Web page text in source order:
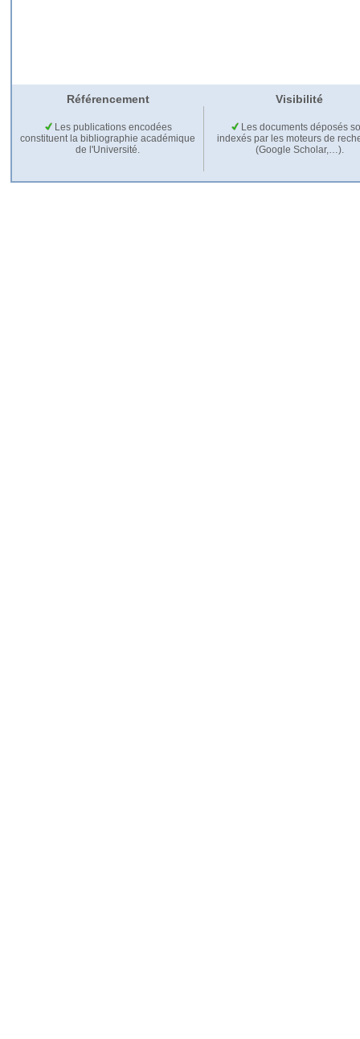
Référencement Visibilité
Les publications encodées
constituent la bibliographie académique
de l'Université.
Les documents déposés
indexés par les moteurs de
(Google Scholar,…).